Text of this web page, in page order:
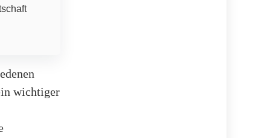
wichtiger